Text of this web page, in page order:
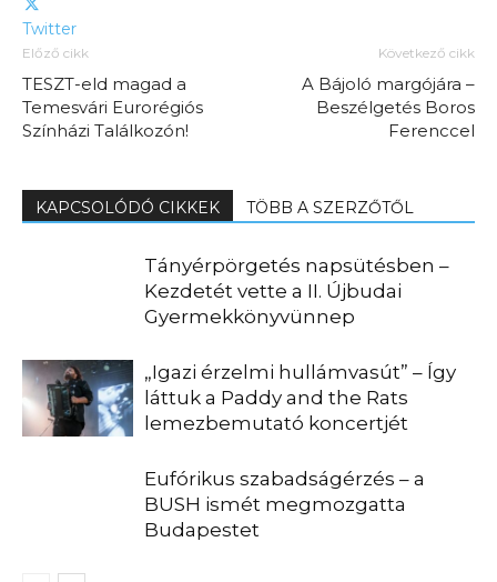
Twitter
Előző cikk
TESZT-eld magad a
Temesvári Eurorégiós
Színházi Találkozón!
Következő cikk
A Bájoló margójára –
Beszélgetés Boros
Ferenccel
KAPCSOLÓDÓ CIKKEK TÖBB A SZERZŐTŐL
Tányérpörgetés napsütésben –
Kezdetét vette a II. Újbudai
Gyermekkönyvünnep
„Igazi érzelmi hullámvasút” – Így
láttuk a Paddy and the Rats
lemezbemutató koncertjét
Eufórikus szabadságérzés – a
BUSH ismét megmozgatta
Budapestet